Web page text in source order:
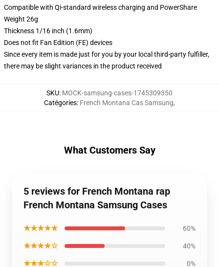
Compatible with Qi-standard wireless charging and PowerShare
Weight 26g
Thickness 1/16 inch (1.6mm)
Does not fit Fan Edition (FE) devices
Since every item is made just for you by your local third-party fulfiller,
there may be slight variances in the product received
SKU: MOCK-samsung-cases-1745309350
Catégories: French Montana Cas Samsung,
What Customers Say
5 reviews for French Montana rap
French Montana Samsung Cases
★★★★★ 60%
★★★★☆ 40%
★★★☆☆ 0%